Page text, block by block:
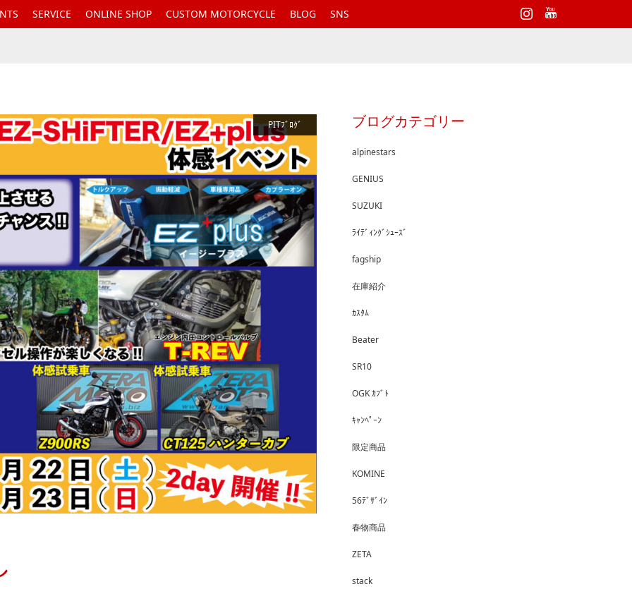
SERVICE ONLINE SHOP CUSTOM MOTORCYCLE BLOG SNS
PITﾌﾞﾛｸﾞ ブログカテゴリー
alpinestars
GENIUS
SUZUKI
ﾗｲﾃﾞｨﾝｸﾞｼｭｰｽﾞ
fagship
在庫紹介
ｶｽﾀﾑ
Beater
SR10
OGK ｶﾌﾞﾄ
ｷｬﾝﾍﾟｰﾝ
限定商品
KOMINE
56ﾃﾞｻﾞｲﾝ
春物商品
ZETA
stack